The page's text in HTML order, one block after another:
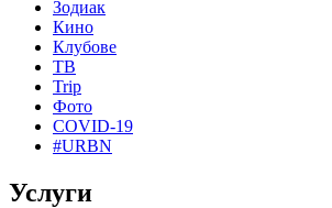
Зодиак
Кино
Клубове
ТВ
Trip
Фото
COVID-19
#URBN
Услуги